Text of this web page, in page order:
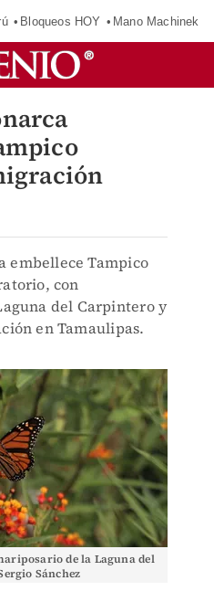
Bloqueos HOY Mano Machinek
embellece Tampico
con
del Carpintero y
en Tamaulipas.
de la Laguna del
Sánchez